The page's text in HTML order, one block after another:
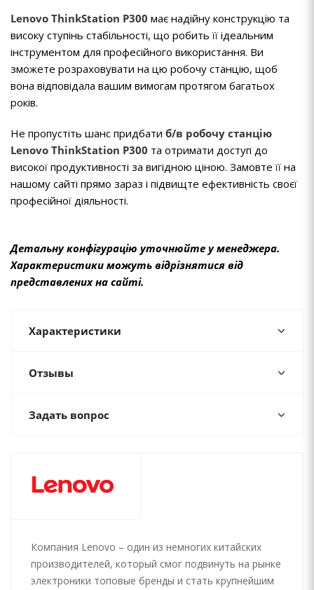
Lenovo ThinkStation P300 має надійну конструкцію та
високу ступінь стабільності, що робить її ідеальним
інструментом для професійного використання. Ви
зможете розраховувати на цю робочу станцію, щоб
вона відповідала вашим вимогам протягом багатьох
років.
Не пропустіть шанс придбати б/в робочу станцію
Lenovo ThinkStation P300 та отримати доступ до
високої продуктивності за вигідною ціною. Замовте її на
нашому сайті прямо зараз і підвищте ефективність своєї
професійної діяльності.
Детальну конфігурацію уточнюйте у менеджера.
Характеристики можуть відрізнятися від
представлених на сайті.
Характеристики
Отзывы
Задать вопрос
Компания Lenovo – один из немногих китайских
производителей, который смог подвинуть на рынке
электроники топовые бренды и стать крупнейшим